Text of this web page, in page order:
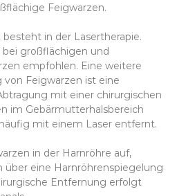
Feigwarzen.
in der Lasertherapie.
bei großflächigen und
empfohlen. Eine weitere
Feigwarzen ist eine
mit einer chirurgischen
im Gebärmutterhalsbereich
mit einem Laser entfernt.
in der Harnröhre auf,
über eine Harnröhrenspiegelung
Entfernung erfolgt